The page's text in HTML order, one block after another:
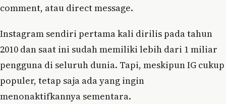
comment, atau direct message.
Instagram sendiri pertama kali dirilis pada tahun
2010 dan saat ini sudah memiliki lebih dari 1 miliar
pengguna di seluruh dunia. Tapi, meskipun IG cukup
populer, tetap saja ada yang ingin
menonaktifkannya sementara.